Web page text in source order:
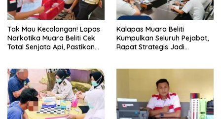
Tak Mau Kecolongan! Lapas
Narkotika Muara Beliti Cek
Total Senjata Api, Pastikan
Kalapas Muara Beliti
Kumpulkan Seluruh Pejabat,
Rapat Strategis Jadi